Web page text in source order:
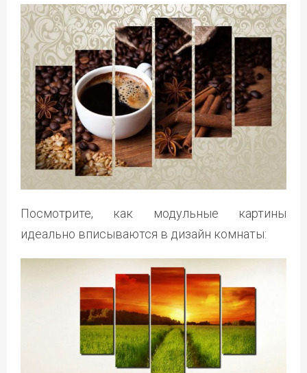
Посмотрите, как модульные картины
идеально вписываются в дизайн комнаты: